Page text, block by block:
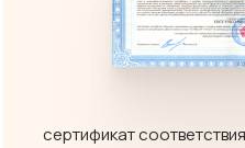
сертификат